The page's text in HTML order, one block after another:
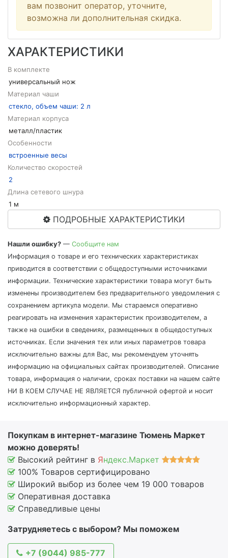
вам позвонит оператор, уточните,
возможна ли дополнительная скидка.
ХАРАКТЕРИСТИКИ
В комплекте
универсальный нож
Материал чаши
стекло, объем чаши: 2 л
Материал корпуса
металл/пластик
Особенности
встроенные весы
Количество скоростей
2
Длина сетевого шнура
1 м
ПОДРОБНЫЕ ХАРАКТЕРИСТИКИ
Нашли ошибку? — Сообщите нам
Информация о товаре и его технических характеристиках
приводится в соответствии с общедоступными источниками
информации. Технические характеристики товара могут быть
изменены производителем без предварительного уведомления с
сохранением артикула модели. Мы стараемся оперативно
реагировать на изменения характеристик производителем, а
также на ошибки в сведениях, размещенных в общедоступных
источниках. Если значения тех или иных параметров товара
исключительно важны для Вас, мы рекомендуем уточнять
информацию на официальных сайтах производителей. Описание
товара, информация о наличии, сроках поставки на нашем сайте
НИ В КОЕМ СЛУЧАЕ НЕ ЯВЛЯЕТСЯ публичной офертой и носит
исключительно информационный характер.
Покупкам в интернет-магазине Тюмень Маркет
можно доверять!
Высокий рейтинг в Яндекс.Маркет
100% Товаров сертифицировано
Широкий выбор из более чем 19 000 товаров
Оперативная доставка
Справедливые цены
Затрудняетесь с выбором? Мы поможем
+7 (9044) 985-777